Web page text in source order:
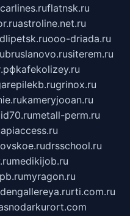
carlines.ruflatnsk.ru
astroline.net.ru
ooo-driada.ru
bruslanovo.rusiterem.ru
kafekolizey.ru
grinox.ru
kameryjooan.ru
metall-perm.ru
apiaccess.ru
drsschool.ru
medikijob.ru
myragon.ru
rti.com.ru